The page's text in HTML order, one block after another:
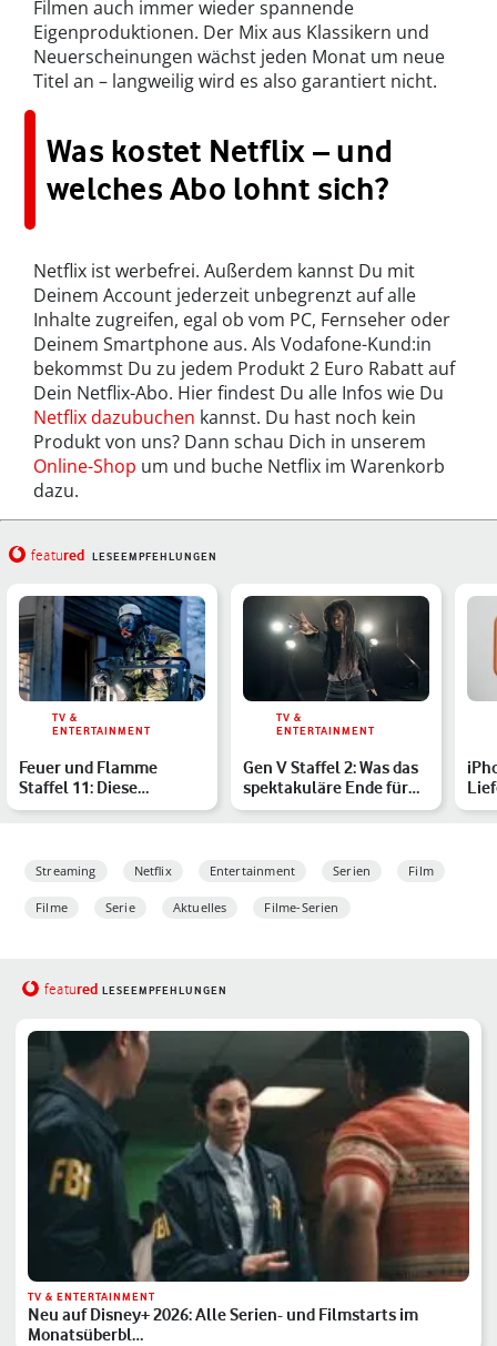
Filmen auch immer wieder spannende
Eigenproduktionen. Der Mix aus Klassikern und
Neuerscheinungen wächst jeden Monat um neue
Titel an – langweilig wird es also garantiert nicht.
Was kostet Netflix – und
welches Abo lohnt sich?
Netflix ist werbefrei. Außerdem kannst Du mit
Deinem Account jederzeit unbegrenzt auf alle
Inhalte zugreifen, egal ob vom PC, Fernseher oder
Deinem Smartphone aus. Als Vodafone-Kund:in
bekommst Du zu jedem Produkt 2 Euro Rabatt auf
Dein Netflix-Abo. Hier findest Du alle Infos wie Du
Netflix dazubuchen kannst. Du hast noch kein
Produkt von uns? Dann schau Dich in unserem
Online-Shop um und buche Netflix im Warenkorb
dazu.
featured LESEEMPFEHLUNGEN
TV &
ENTERTAINMENT
Feuer und Flamme
Staffel 11: Diese
dramatischen Einsätze
TV &
ENTERTAINMENT
Gen V Staffel 2: Was das
spektakuläre Ende für
The Boys bedeutet
Streaming Netflix Entertainment Serien Film
Filme Serie Aktuelles Filme-Serien
featured LESEEMPFEHLUNGEN
TV & ENTERTAINMENT
Neu auf Disney+ 2026: Alle Serien- und Filmstarts im
Monatsüberbl…